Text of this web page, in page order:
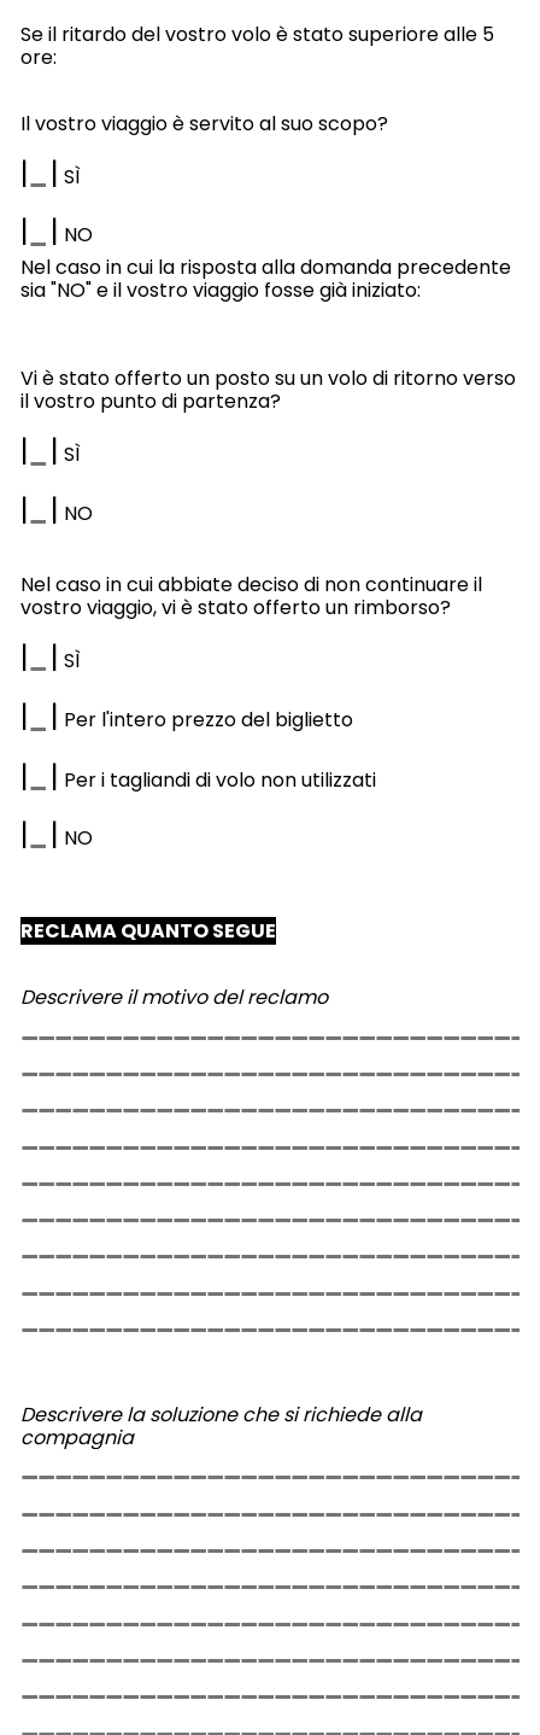
Se il ritardo del vostro volo è stato superiore alle 5
ore:
Il vostro viaggio è servito al suo scopo?
| | SÌ
| | NO
Nel caso in cui la risposta alla domanda precedente
sia "NO" e il vostro viaggio fosse già iniziato:
Vi è stato offerto un posto su un volo di ritorno verso
il vostro punto di partenza?
| | SÌ
| | NO
Nel caso in cui abbiate deciso di non continuare il
vostro viaggio, vi è stato offerto un rimborso?
| | SÌ
| | Per l'intero prezzo del biglietto
| | Per i tagliandi di volo non utilizzati
| | NO
RECLAMA QUANTO SEGUE
Descrivere il motivo del reclamo
Descrivere la soluzione che si richiede alla
compagnia